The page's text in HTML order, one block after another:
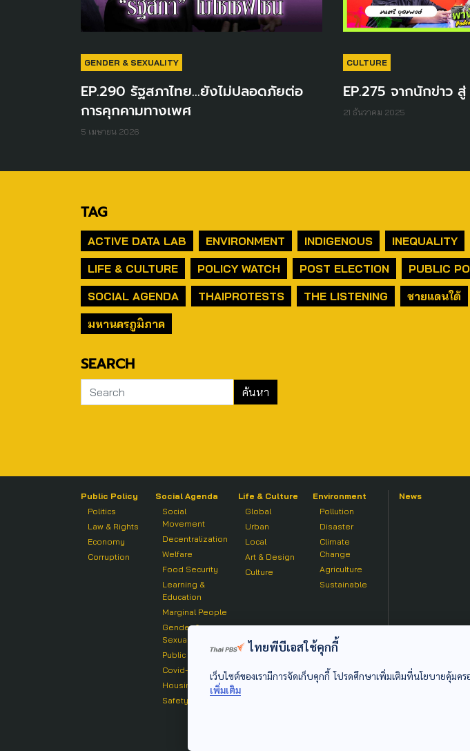
GENDER & SEXUALITY
EP.290 รัฐสภาไทย...ยังไม่ปลอดภัยต่อ
การคุกคามทางเพศ
5 เมษายน 2026
CULTURE
EP.275 จากนักข่าว
21 ธันวาคม 2025
TAG
ACTIVE DATA LAB ENVIRONMENT INDIGENOUS
INEQUALITY
LIFE & CULTURE
POLICY WATCH POST ELECTION
PUBLIC
SOCIAL AGENDA
THAIPROTESTS THE LISTENING
ชายแดนใต้
มหานครภูมิภาค
SEARCH
Public Policy
Politics
Law & Rights
Economy
Corruption
Social Agenda
Social
Movement
Decentralization
Welfare
Food Security
Learning &
Education
Marginal People
Gender &
Sexuality
Public Health
Covid-19
Housing
Safety
Life & Culture
Global
Urban
Local
Art & Design
Culture
Environment
Pollution
Disaster
Climate
Change
Agriculture
Sustainable
News
ไทยพีบีเอสใช้คุกกี้
เว็บไซต์ของเรามีการจัดเก็บคุกกี้ โปรดศึกษาเพิ่มเติมที่นโยบายคุ้มค
เพิ่มเติม